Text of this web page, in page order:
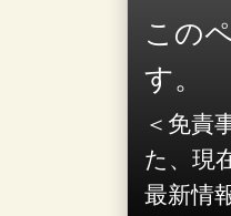
この
す。
＜免責
た、現
最新情